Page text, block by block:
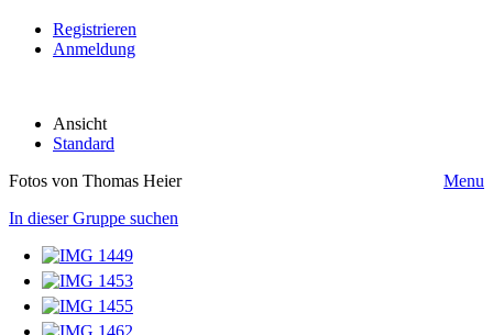
Registrieren
Anmeldung
Ansicht
Standard
Fotos von Thomas Heier
Menu
In dieser Gruppe suchen